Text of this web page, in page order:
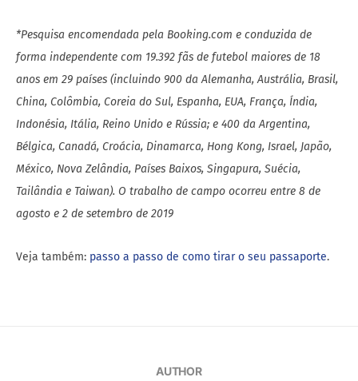
*Pesquisa encomendada pela Booking.com e conduzida de
forma independente com 19.392 fãs de futebol maiores de 18
anos em 29 países (incluindo 900 da Alemanha, Austrália, Brasil,
China, Colômbia, Coreia do Sul, Espanha, EUA, França, Índia,
Indonésia, Itália, Reino Unido e Rússia; e 400 da Argentina,
Bélgica, Canadá, Croácia, Dinamarca, Hong Kong, Israel, Japão,
México, Nova Zelândia, Países Baixos, Singapura, Suécia,
Tailândia e Taiwan). O trabalho de campo ocorreu entre 8 de
agosto e 2 de setembro de 2019
Veja também: passo a passo de como tirar o seu passaporte.
AUTHOR